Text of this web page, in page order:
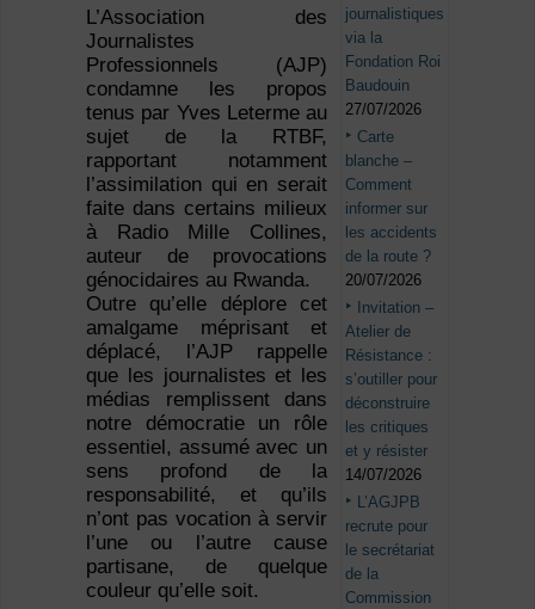
L’Association des
Journalistes
Professionnels (AJP)
condamne les propos
tenus par Yves Leterme au
sujet de la RTBF,
rapportant notamment
l’assimilation qui en serait
faite dans certains milieux
à Radio Mille Collines,
auteur de provocations
génocidaires au Rwanda.
Outre qu’elle déplore cet
amalgame méprisant et
déplacé, l’AJP rappelle
que les journalistes et les
médias remplissent dans
notre démocratie un rôle
essentiel, assumé avec un
sens profond de la
responsabilité, et qu’ils
n’ont pas vocation à servir
l’une ou l’autre cause
partisane, de quelque
couleur qu’elle soit.
journalistiques
via la
Fondation Roi
Baudouin
27/07/2026
Carte
blanche –
Comment
informer sur
les accidents
de la route ?
20/07/2026
Invitation –
Atelier de
Résistance :
s’outiller pour
déconstruire
les critiques
et y résister
14/07/2026
L’AGJPB
recrute pour
le secrétariat
de la
Commission